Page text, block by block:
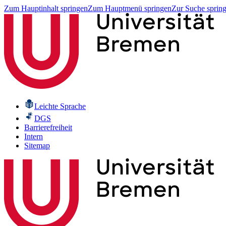
Zum Hauptinhalt springenZum Hauptmenü springenZur Suche
Leichte Sprache
DGS
Barrierefreiheit
Intern
Sitemap